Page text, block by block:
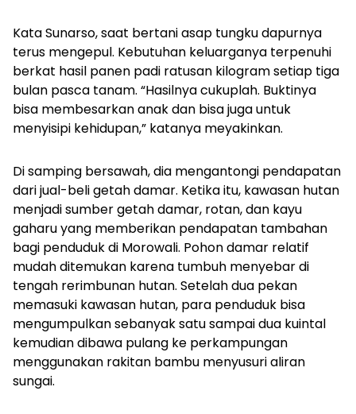
Kata Sunarso, saat bertani asap tungku dapurnya
terus mengepul. Kebutuhan keluarganya terpenuhi
berkat hasil panen padi ratusan kilogram setiap tiga
bulan pasca tanam. “Hasilnya cukuplah. Buktinya
bisa membesarkan anak dan bisa juga untuk
menyisipi kehidupan,” katanya meyakinkan.
Di samping bersawah, dia mengantongi pendapatan
dari jual-beli getah damar. Ketika itu, kawasan hutan
menjadi sumber getah damar, rotan, dan kayu
gaharu yang memberikan pendapatan tambahan
bagi penduduk di Morowali. Pohon damar relatif
mudah ditemukan karena tumbuh menyebar di
tengah rerimbunan hutan. Setelah dua pekan
memasuki kawasan hutan, para penduduk bisa
mengumpulkan sebanyak satu sampai dua kuintal
kemudian dibawa pulang ke perkampungan
menggunakan rakitan bambu menyusuri aliran
sungai.